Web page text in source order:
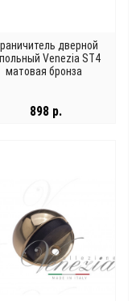
дверной
Venezia ST4
матовая бронза
898 р.